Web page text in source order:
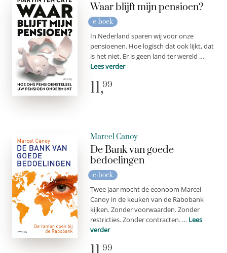
Waar blijft mijn pensioen?
e-boek
In Nederland sparen wij voor onze
pensioenen. Hoe logisch dat ook lijkt, dat
is het niet. Er is geen land ter wereld …
Lees verder
11,99
Marcel Canoy
De Bank van goede
bedoelingen
e-boek
Twee jaar mocht de econoom Marcel
Canoy in de keuken van de Rabobank
kijken. Zonder voorwaarden. Zonder
restricties. Zonder contracten. … Lees
verder
99